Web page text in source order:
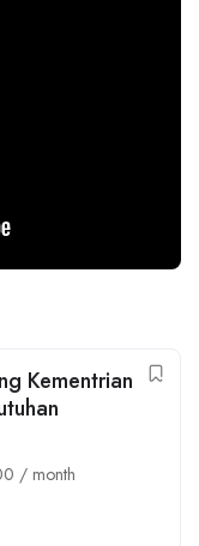
Kementrian
/ month